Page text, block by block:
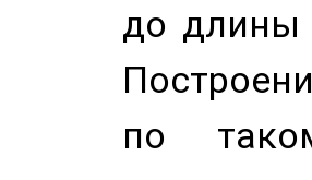
до длины
по